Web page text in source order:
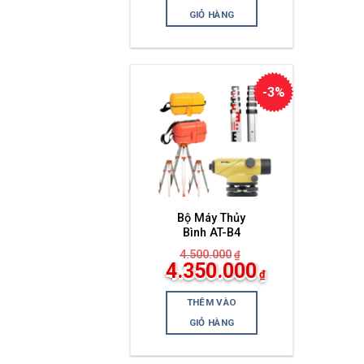
là:
4.400.000₫.
GIỎ HÀNG
-3%
Bộ Máy Thủy
Bình AT-B4
4.500.000 ₫
Giá
gốc
là:
4.500.000₫.
4.350.000 ₫
Giá
hiện
tại
là:
4.350.000₫.
THÊM VÀO
GIỎ HÀNG